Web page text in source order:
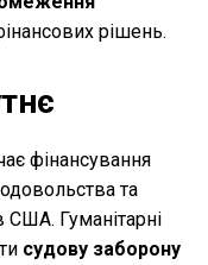
рішень.
фінансування
та
США. Гуманітарні
судову заборону